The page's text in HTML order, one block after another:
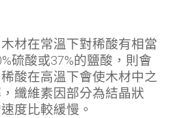
材在常溫下對稀酸有相當
硫酸或37%的鹽酸，則會
酸在高溫下會使木材中之
纖維素因部分為結晶狀
度比較緩慢。